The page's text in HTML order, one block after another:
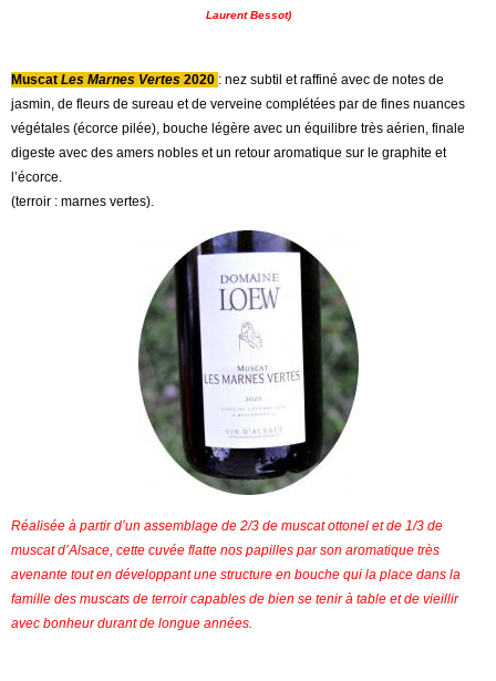
Laurent Bessot)
Muscat Les Marnes Vertes 2020 : nez subtil et raffiné avec de notes de
jasmin, de fleurs de sureau et de verveine complétées par de fines nuances
végétales (écorce pilée), bouche légère avec un équilibre très aérien, finale
digeste avec des amers nobles et un retour aromatique sur le graphite et
l’écorce.
(terroir : marnes vertes).
Réalisée à partir d’un assemblage de 2/3 de muscat ottonel et de 1/3 de
muscat d’Alsace, cette cuvée flatte nos papilles par son aromatique très
avenante tout en développant une structure en bouche qui la place dans la
famille des muscats de terroir capables de bien se tenir à table et de vieillir
avec bonheur durant de longue années.